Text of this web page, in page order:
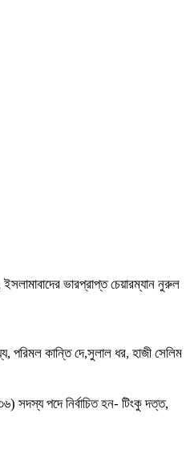
ভারপ্রাপ্ত চেয়ারম্যান নুরুল
পরিমল কান্তি দে,সুলাল ধর, হাজী সেলিম
সদস্য পদে নির্বাচিত হন- টিংকু দত্ত,